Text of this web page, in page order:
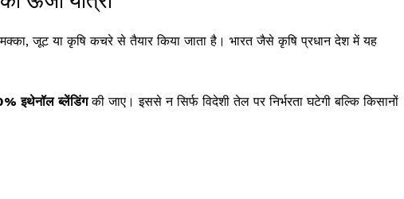
जूट या कृषि कचरे से तैयार किया जाता है। भारत जैसे कृषि प्रधान देश में यह
इथेनॉल ब्लेंडिंगकी जाए। इससे न सिर्फ विदेशी तेल पर निर्भरता घटेगी बल्कि किसानों